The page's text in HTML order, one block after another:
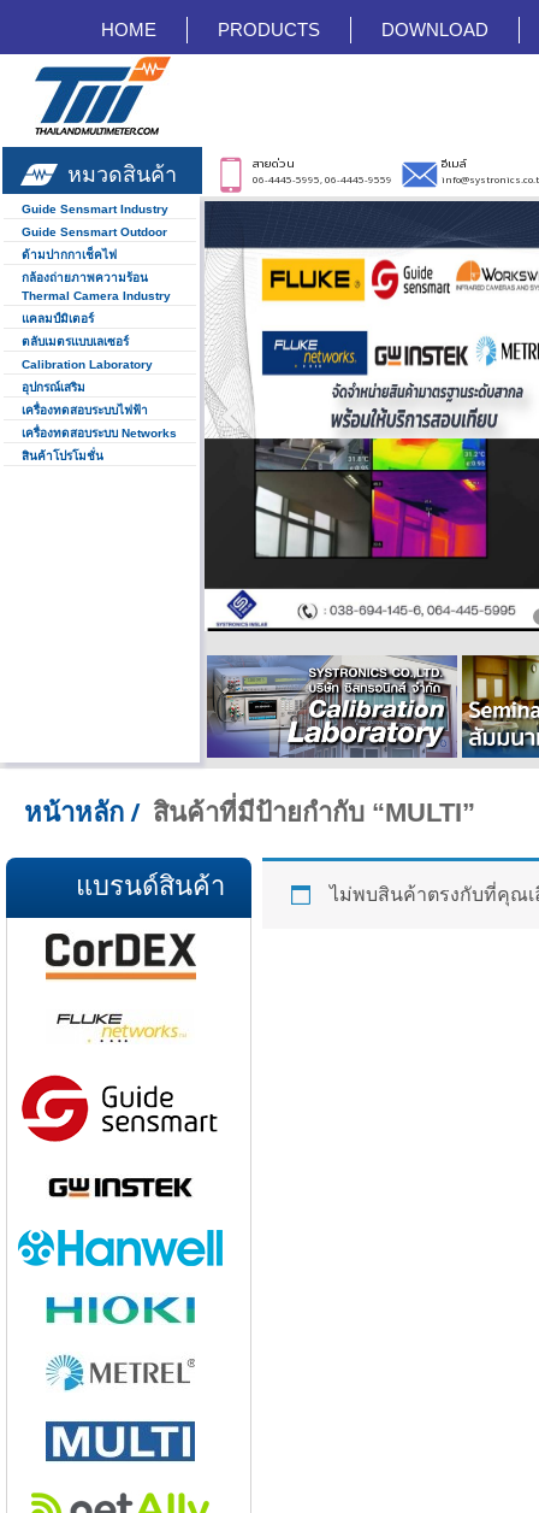
HOME PRODUCTS DOWNLOAD
หมวดสินค้า สายด่วน
06-4445-5995, 06-4445-9559
อีเมล์
Guide Sensmart Industry
Guide Sensmart Outdoor
ด้ามปากกาเช็คไฟ
กล้องถ่ายภาพความร้อน
Thermal Camera Industry
แคลมป์มิเตอร์
ตลับเมตรแบบเลเซอร์
Calibration Laboratory
อุปกรณ์เสริม
เครื่องทดสอบระบบไฟฟ้า
เครื่องทดสอบระบบ Networks
สินค้าโปรโมชั่น
หน้าหลัก / สินค้าที่มีป้ายกำกับ “MULTI”
ไม่พบสินค้าตรงกับที่คุณเ
แบรนด์สินค้า